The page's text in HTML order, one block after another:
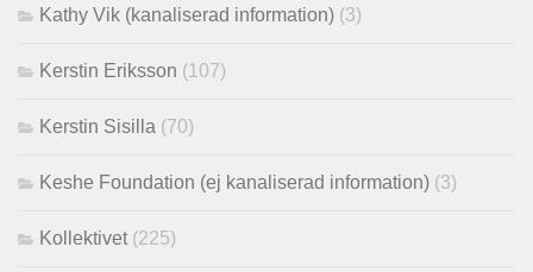
Kathy Vik (kanaliserad information) (3)
Kerstin Eriksson (107)
Kerstin Sisilla (70)
Keshe Foundation (ej kanaliserad information) (3)
Kollektivet(225)